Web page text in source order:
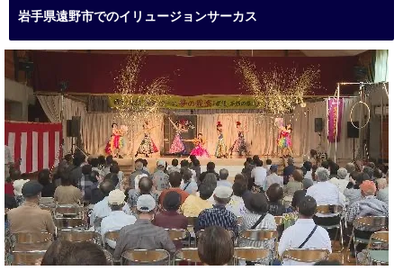
岩手県遠野市でのイリュージョンサーカス